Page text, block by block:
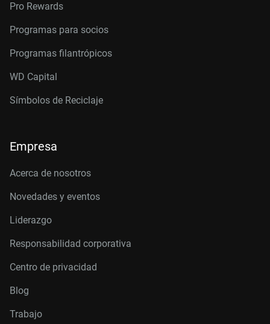
Pro Rewards
Programas para socios
Programas filantrópicos
WD Capital
Símbolos de Reciclaje
Empresa
Acerca de nosotros
Novedades y eventos
Liderazgo
Responsabilidad corporativa
Centro de privacidad
Blog
Trabajo